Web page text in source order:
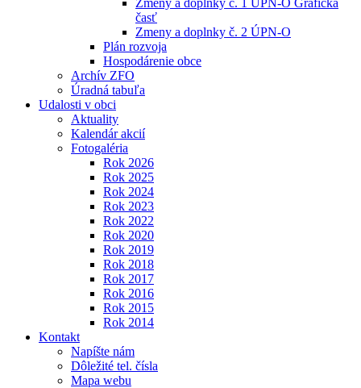
Zmeny a doplnky č. 1 ÚPN-O Grafická
časť
Zmeny a doplnky č. 2 ÚPN-O
Plán rozvoja
Hospodárenie obce
Archív ZFO
Úradná tabuľa
Udalosti v obci
Aktuality
Kalendár akcií
Fotogaléria
Rok 2026
Rok 2025
Rok 2024
Rok 2023
Rok 2022
Rok 2020
Rok 2019
Rok 2018
Rok 2017
Rok 2016
Rok 2015
Rok 2014
Kontakt
Napíšte nám
Dôležité tel. čísla
Mapa webu